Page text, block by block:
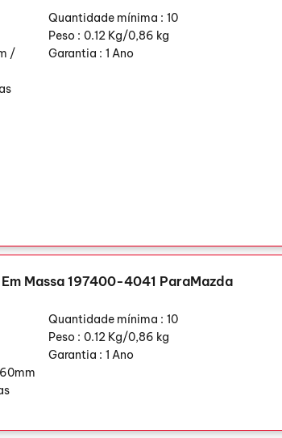
Quantidade mínima : 10
Peso : 0.12 Kg/0,86 kg
/
Garantia : 1 Ano
Massa 197400-4041 ParaMazda
Quantidade mínima : 10
Peso : 0.12 Kg/0,86 kg
Garantia : 1 Ano